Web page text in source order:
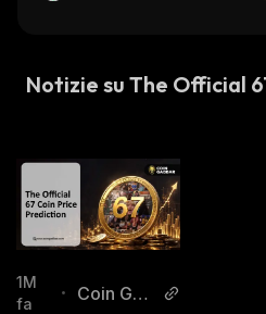
Notizie su The Official
1M
fa
•
Coin Gab